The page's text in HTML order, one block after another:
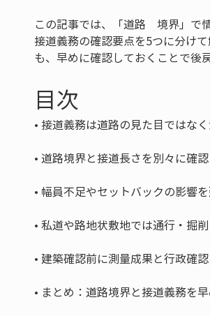
この記事では、「道路　境界」で
接道義務の確認要点を5つに分け
も、早めに確認しておくことで後
目次
•
•
•
•
•
• まとめ：道路境界と接道義務を